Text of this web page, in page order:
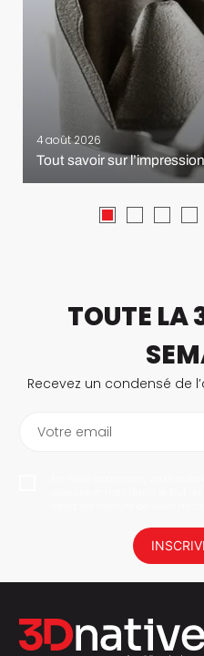
4 août 2026
Tout savoir sur
TOUTE LA
Recevez un condensé de
Votre email